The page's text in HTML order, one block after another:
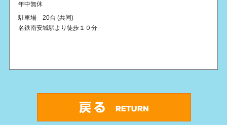
年中無休
駐車場 20台 (共同)
名鉄南安城駅より徒歩１０分